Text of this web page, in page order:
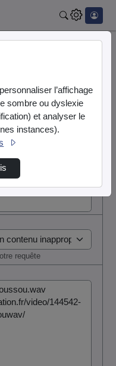
requête
l’affichage
sombre ou dyslexie
et analyser le
instances).